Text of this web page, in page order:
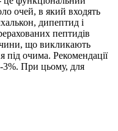
очей, в який входять
дипептид і
пептидів
що викликають
під очима. Рекомендації
3%. При цьому, для